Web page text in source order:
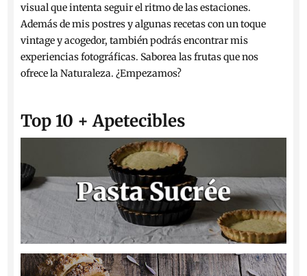
visual que intenta seguir el ritmo de las estaciones.
Además de mis postres y algunas recetas con un toque
vintage y acogedor, también podrás encontrar mis
experiencias fotográficas. Saborea las frutas que nos
ofrece la Naturaleza. ¿Empezamos?
Top 10 + Apetecibles